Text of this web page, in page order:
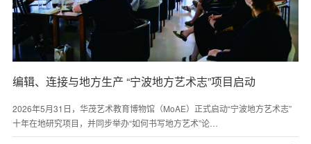
编辑、连接与地方生产 “宁波地方艺术志”项目启动
2026年5月31日，华茂艺术教育博物馆（MoAE）正式启动“宁波地方艺术志”
十年在地研究项目，并同步举办“如何书写地方艺术”论…